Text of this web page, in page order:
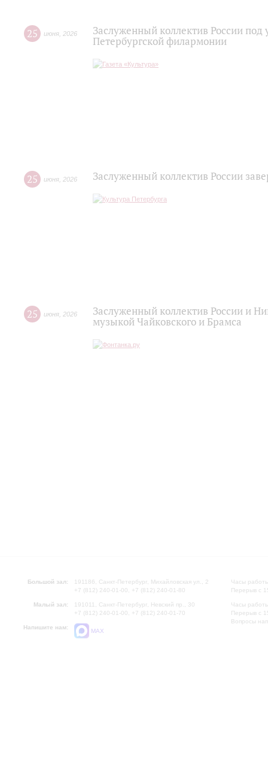
25 июня 2026
Заслуженный коллектив России
Петербургской филармонии
25 июня 2026 Заслуженный коллектив России
25 июня 2026
Заслуженный коллектив России и
музыкой Чайковского и Брамса
Большой зал:
191186, Санкт-Петербург, Михайловская ул., 2
+7 (812) 240-01-00, +7 (812) 240-01-80
Малый зал:
191011, Санкт-Петербург, Невский пр., 30
+7 (812) 240-01-00, +7 (812) 240-01-70
Напишите нам:
MAX
Часы
Перерыв с
Часы
Перерыв с
Вопросы